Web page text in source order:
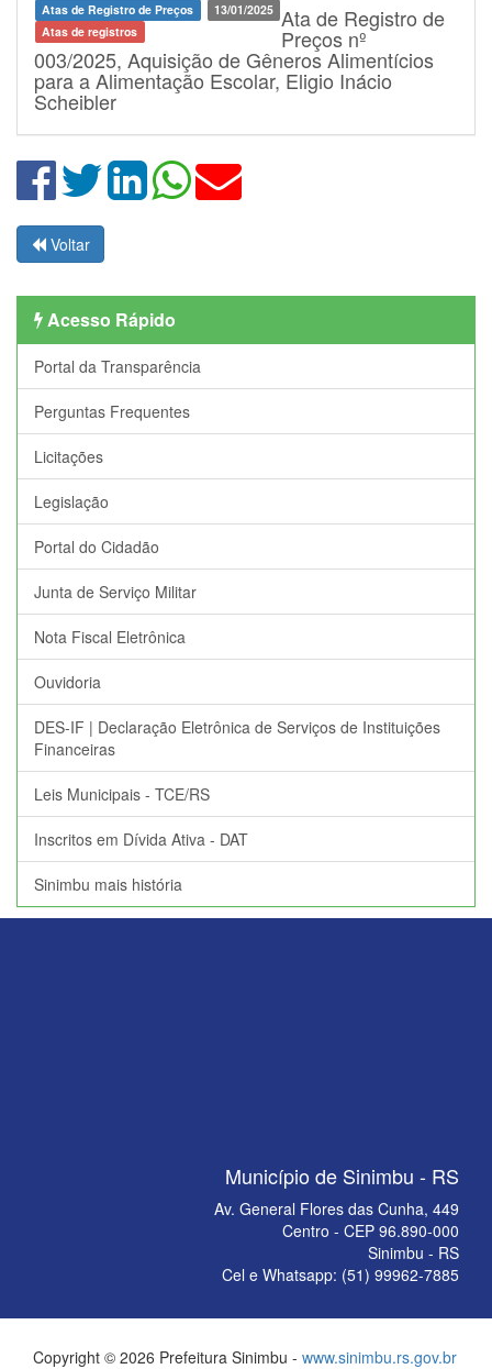
Atas de Registro de Preços
13/01/2025
Atas de registros
Ata de Registro de
Preços nº
003/2025, Aquisição de Gêneros Alimentícios
para a Alimentação Escolar, Eligio Inácio
Scheibler
Voltar
Acesso Rápido
Portal da Transparência
Perguntas Frequentes
Licitações
Legislação
Portal do Cidadão
Junta de Serviço Militar
Nota Fiscal Eletrônica
Ouvidoria
DES-IF | Declaração Eletrônica de Serviços de Instituições
Financeiras
Leis Municipais - TCE/RS
Inscritos em Dívida Ativa - DAT
Sinimbu mais história
Município de Sinimbu - RS
Av. General Flores das Cunha, 449
Centro - CEP 96.890-000
Sinimbu - RS
Cel e Whatsapp: (51) 99962-7885
Copyright © 2026 Prefeitura Sinimbu - www.sinimbu.rs.gov.br